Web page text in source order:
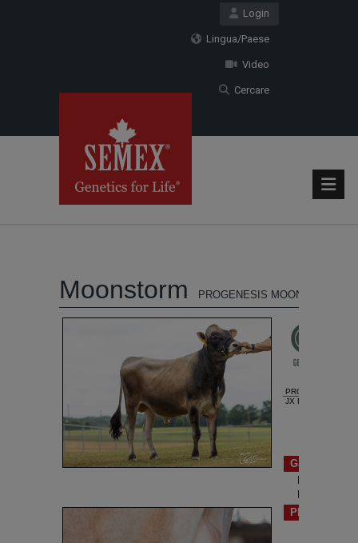
Login
Lingua/Paese
Video
Cercare